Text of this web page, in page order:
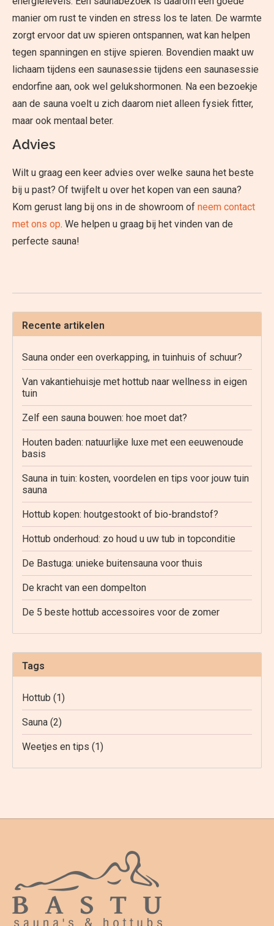
manier om rust te vinden en stress los te laten. De warmte
zorgt ervoor dat uw spieren ontspannen, wat kan helpen
tegen spanningen en stijve spieren. Bovendien maakt uw
lichaam tijdens een saunasessie tijdens een saunasessie
endorfine aan, ook wel gelukshormonen. Na een bezoekje
aan de sauna voelt u zich daarom niet alleen fysiek fitter,
maar ook mentaal beter.
Advies
Wilt u graag een keer advies over welke sauna het beste
bij u past? Of twijfelt u over het kopen van een sauna?
Kom gerust lang bij ons in de showroom of neem contact
met ons op. We helpen u graag bij het vinden van de
perfecte sauna!
Recente artikelen
Sauna onder een overkapping, in tuinhuis of schuur?
Van vakantiehuisje met hottub naar wellness in eigen
tuin
Zelf een sauna bouwen: hoe moet dat?
Houten baden: natuurlijke luxe met een eeuwenoude
basis
Sauna in tuin: kosten, voordelen en tips voor jouw tuin
sauna
Hottub kopen: houtgestookt of bio-brandstof?
Hottub onderhoud: zo houd u uw tub in topconditie
De Bastuga: unieke buitensauna voor thuis
De kracht van een dompelton
De 5 beste hottub accessoires voor de zomer
Tags
Hottub (1)
Sauna (2)
Weetjes en tips (1)